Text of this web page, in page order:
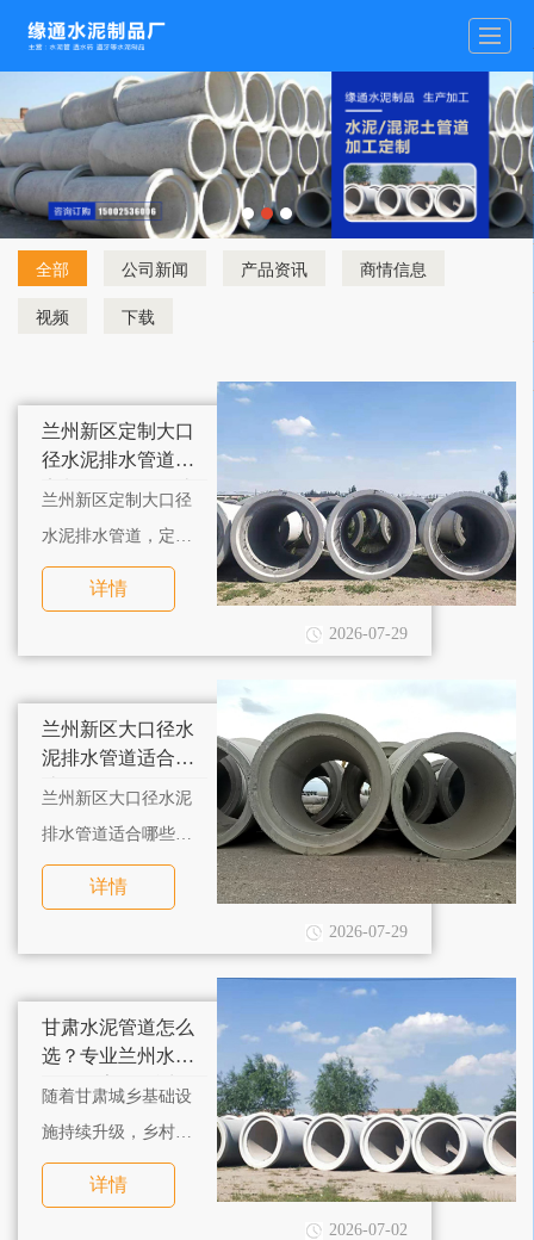
全部 公司新闻 产品资讯
商情信息
视频
下载
兰州新区定制大口
径水泥排水管道，
定制需要确认哪些
兰州新区定制大口径
水泥排水管道，定制
需要确认哪些参数？
详情
2026-07-29
兰州新区大口径水
泥排水管道适合哪
些工程？
兰州新区大口径水泥
排水管道适合哪些工
程？本地定制厂家怎
么选？
详情
2026-07-29
甘肃水泥管道怎么
选？专业兰州水泥
管道厂家工程适配
随着甘肃城乡基础设
施持续升级，乡村污
水治理、市政管网翻
新、道路水利建设项
详情
2026-07-02